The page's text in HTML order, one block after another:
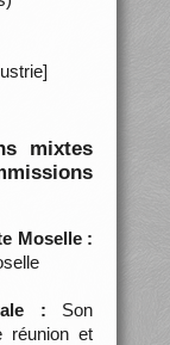
mixtes
Moselle :
: Son
réunion et